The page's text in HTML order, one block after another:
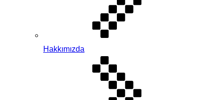
Hakkımızda